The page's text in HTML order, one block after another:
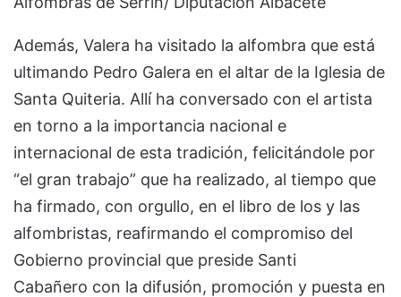
Además, Valera ha visitado la alfombra que está
ultimando Pedro Galera en el altar de la Iglesia de
Santa Quiteria. Allí ha conversado con el artista
en torno a la importancia nacional e
internacional de esta tradición, felicitándole por
“el gran trabajo” que ha realizado, al tiempo que
ha firmado, con orgullo, en el libro de los y las
alfombristas, reafirmando el compromiso del
Gobierno provincial que preside Santi
Cabañero con la difusión, promoción y puesta en